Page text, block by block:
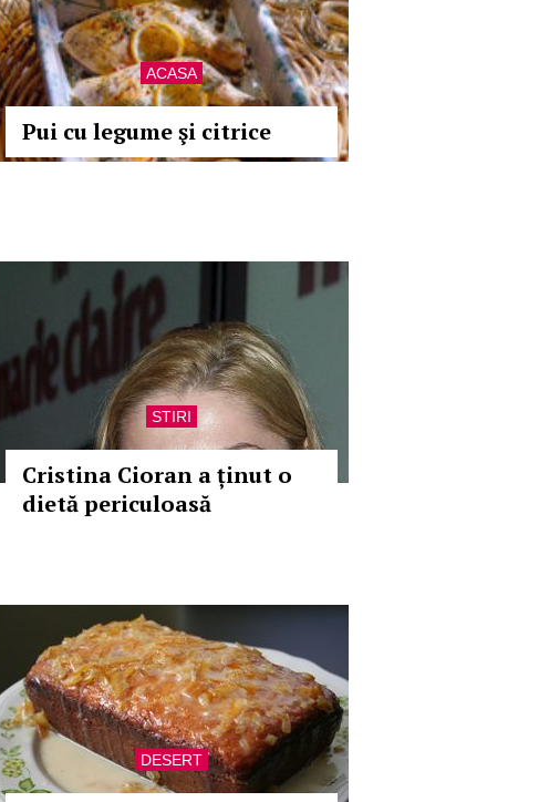
ACASA
Pui cu legume şi citrice
STIRI
Cristina Cioran a ținut o
dietă periculoasă
DESERT